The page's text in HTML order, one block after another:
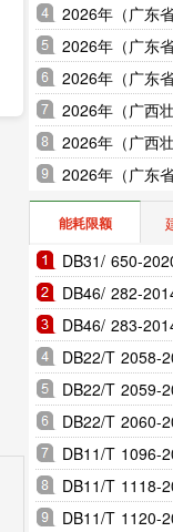
2026年（广东
2026年（广东
2026年（广东
2026年（广西
作报告
2026年（广西
作报告
2026年（广东
能耗限额
DB31/ 650-
耗限额（上海
DB46/ 282-
能耗和电耗限
DB46/ 283-
产品综合能耗
准）
DB22/T 2058-
（吉林省地方
DB22/T 2059-
耗限额（吉林
DB22/T 2060-
林省地方标准）
DB11/T 1096-
限额（北京市
DB11/T 1118-
限额（北京市
DB11/T 1120-